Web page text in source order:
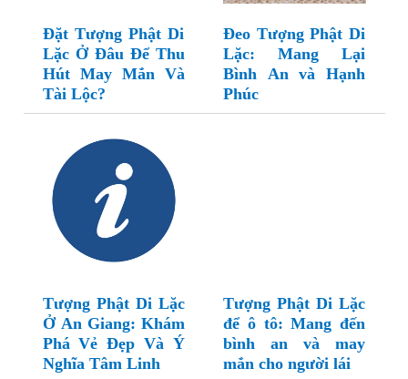
Đặt Tượng Phật Di
Lặc Ở Đâu Để Thu
Hút May Mắn Và
Tài Lộc?
Đeo Tượng Phật Di
Lặc: Mang Lại
Bình An và Hạnh
Phúc
Tượng Phật Di Lặc
Ở An Giang: Khám
Phá Vẻ Đẹp Và Ý
Nghĩa Tâm Linh
Tượng Phật Di Lặc
để ô tô: Mang đến
bình an và may
mắn cho người lái